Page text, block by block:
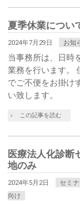
夏季休業につい
2024年7月29日 お知
当事務所は、日時
業務を行います。
でご不便をお掛け
い致します。
この記事を読む
医療法人化診断
地のみ
2024年5月2日 セミ
向け